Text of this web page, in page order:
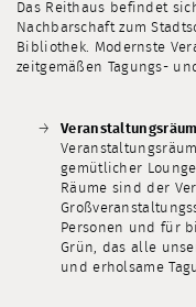
Das Reithaus befindet
Nachbarschaft zum
Bibliothek. Modernste
zeitgemäßen Tagungs-
gemütlicher
Räume sind der
Personen und für
Grün, das alle
und erholsame